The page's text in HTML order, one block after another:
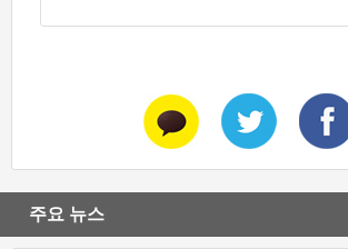
주요 뉴스